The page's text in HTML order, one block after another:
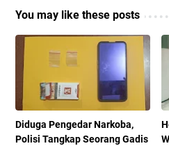
You may like these posts
Diduga Pengedar Narkoba,
Polisi Tangkap Seorang Gadis